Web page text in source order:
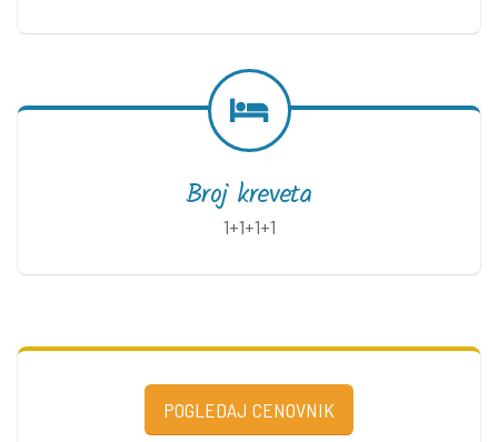
Broj kreveta
1+1+1+1
POGLEDAJ CENOVNIK